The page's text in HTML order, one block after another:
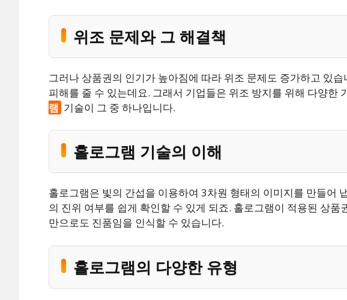
위조 문제와 그 해결책
그러나 상품권의 인기가 높아짐에 따라 위조 문제도 증가하고 있
피해를 줄 수 있는데요. 그래서 기업들은 위조 방지를 위해 다양한
램 기술이 그 중 하나입니다.
홀로그램 기술의 이해
홀로그램은 빛의 간섭을 이용하여 3차원 형태의 이미지를 만들어
의 진위 여부를 쉽게 확인할 수 있게 되죠. 홀로그램이 적용된 상품
만으로도 진품임을 인식할 수 있습니다.
홀로그램의 다양한 유형